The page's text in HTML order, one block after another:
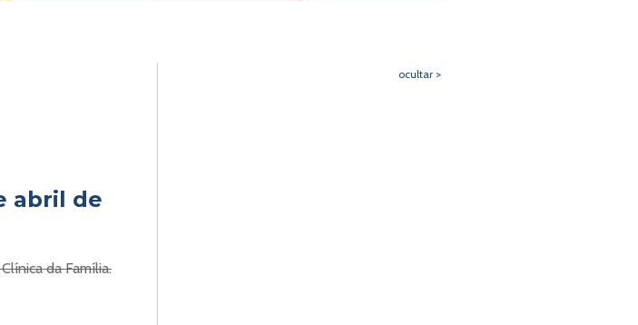
abril de
da Família.
ocultar >